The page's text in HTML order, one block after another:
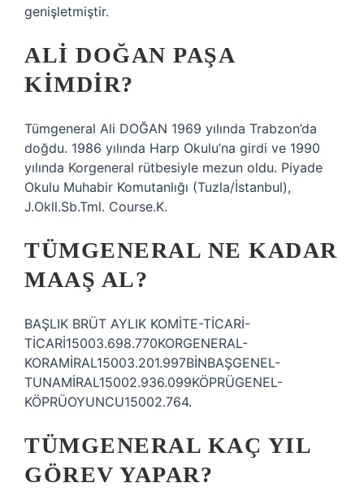
genişletmiştir.
ALI DOĞAN PAŞA
KIMDIR?
Tümgeneral Ali DOĞAN 1969 yılında Trabzon’da
doğdu. 1986 yılında Harp Okulu’na girdi ve 1990
yılında Korgeneral rütbesiyle mezun oldu. Piyade
Okulu Muhabir Komutanlığı (Tuzla/İstanbul),
J.Okll.Sb.Tml. Course.K.
TÜMGENERAL NE KADAR
MAAŞ AL?
BAŞLIK BRÜT AYLIK KOMİTE-TİCARİ-
TİCARİ15003.698.770KORGENERAL-
KORAMİRAL15003.201.997BİNBAŞGENEL-
TUNAMİRAL15002.936.099KÖPRÜGENEL-
KÖPRÜOYUNCU15002.764.
TÜMGENERAL KAÇ YIL
GÖREV YAPAR?